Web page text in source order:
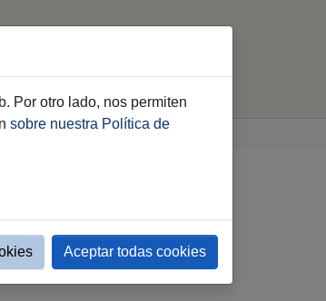
Por otro lado, nos permiten
sobre nuestra Política de
Aceptar todas cookies